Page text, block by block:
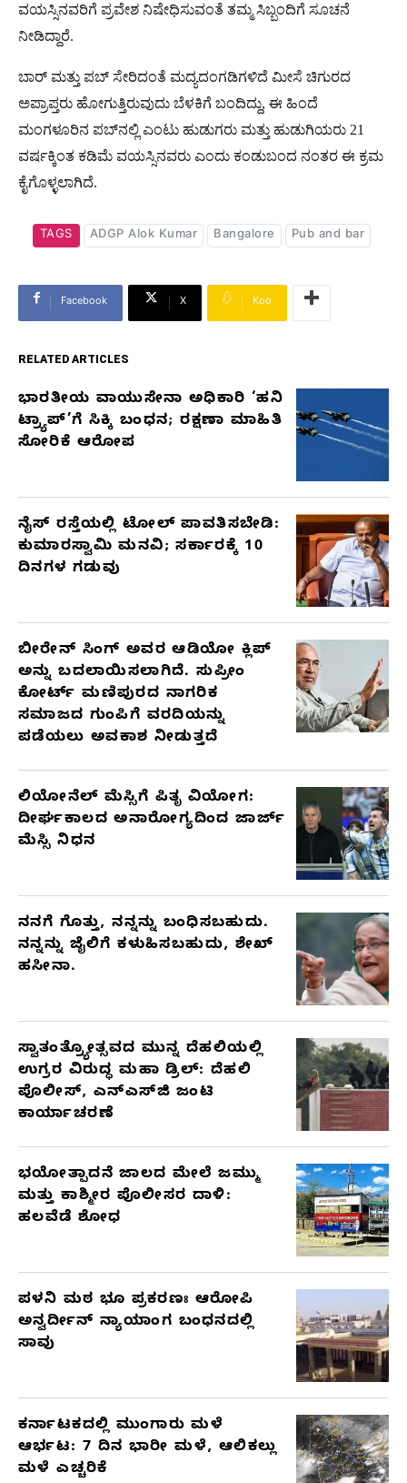
ವಯಸ್ಸಿನವರಿಗೆ ಪ್ರವೇಶ ನಿಷೇಧಿಸುವಂತೆ ತಮ್ಮ ಸಿಬ್ಬಂದಿಗೆ ಸೂಚನೆ
ನೀಡಿದ್ದಾರೆ.
ಬಾರ್ ಮತ್ತು ಪಬ್ ಸೇರಿದಂತೆ ಮದ್ಯದಂಗಡಿಗಳಿದೆ ಮೀಸೆ ಚಿಗುರದ
ಅಪ್ರಾಪ್ತರು ಹೋಗುತ್ತಿರುವುದು ಬೆಳಕಿಗೆ ಬಂದಿದ್ದು, ಈ ಹಿಂದೆ
ಮಂಗಳೂರಿನ ಪಬ್‌ನಲ್ಲಿ ಎಂಟು ಹುಡುಗರು ಮತ್ತು ಹುಡುಗಿಯರು 21
ವರ್ಷಕ್ಕಿಂತ ಕಡಿಮೆ ವಯಸ್ಸಿನವರು ಎಂದು ಕಂಡುಬಂದ ನಂತರ ಈ ಕ್ರಮ
ಕೈಗೊಳ್ಳಲಾಗಿದೆ.
TAGS ADGP Alok Kumar Bangalore Pub and bar
Facebook X Koo
RELATED ARTICLES
RELATED
ARTICLES
ಭಾರತೀಯ ವಾಯುಸೇನಾ ಅಧಿಕಾರಿ ‘ಹನಿ
ಟ್ರ್ಯಾಪ್’ಗೆ ಸಿಕ್ಕಿ ಬಂಧನ; ರಕ್ಷಣಾ ಮಾಹಿತಿ
ಸೋರಿಕೆ ಆರೋಪ
ನೈಸ್ ರಸ್ತೆಯಲ್ಲಿ ಟೋಲ್ ಪಾವತಿಸಬೇಡಿ:
ಕುಮಾರಸ್ವಾಮಿ ಮನವಿ; ಸರ್ಕಾರಕ್ಕೆ 10
ದಿನಗಳ ಗಡುವು
ಬೀರೇನ್ ಸಿಂಗ್ ಅವರ ಆಡಿಯೋ ಕ್ಲಿಪ್
ಅನ್ನು ಬದಲಾಯಿಸಲಾಗಿದೆ. ಸುಪ್ರೀಂ
ಕೋರ್ಟ್ ಮಣಿಪುರದ ನಾಗರಿಕ
ಸಮಾಜದ ಗುಂಪಿಗೆ ವರದಿಯನ್ನು
ಪಡೆಯಲು ಅವಕಾಶ ನೀಡುತ್ತದೆ
ಲಿಯೋನೆಲ್ ಮೆಸ್ಸಿಗೆ ಪಿತೃ ವಿಯೋಗ:
ದೀರ್ಘಕಾಲದ ಅನಾರೋಗ್ಯದಿಂದ ಜಾರ್ಜ್
ಮೆಸ್ಸಿ ನಿಧನ
ನನಗೆ ಗೊತ್ತು, ನನ್ನನ್ನು ಬಂಧಿಸಬಹುದು.
ನನ್ನನ್ನು ಜೈಲಿಗೆ ಕಳುಹಿಸಬಹುದು, ಶೇಖ್
ಹಸೀನಾ.
ಸ್ವಾತಂತ್ರ್ಯೋತ್ಸವದ ಮುನ್ನ ದೆಹಲಿಯಲ್ಲಿ
ಉಗ್ರರ ವಿರುದ್ಧ ಮಹಾ ಡ್ರಿಲ್: ದೆಹಲಿ
ಪೊಲೀಸ್, ಎನ್‌ಎಸ್‌ಜಿ ಜಂಟಿ
ಕಾರ್ಯಾಚರಣೆ
ಭಯೋತ್ಪಾದನೆ ಜಾಲದ ಮೇಲೆ ಜಮ್ಮು
ಮತ್ತು ಕಾಶ್ಮೀರ ಪೊಲೀಸರ ದಾಳಿ:
ಹಲವೆಡೆ ಶೋಧ
ಪಳನಿ ಮಠ ಭೂ ಪ್ರಕರಣಃ ಆರೋಪಿ
ಅನ್ವರ್ದೀನ್ ನ್ಯಾಯಾಂಗ ಬಂಧನದಲ್ಲಿ
ಸಾವು
ಕರ್ನಾಟಕದಲ್ಲಿ ಮುಂಗಾರು ಮಳೆ
ಆರ್ಭಟ: 7 ದಿನ ಭಾರೀ ಮಳೆ, ಆಲಿಕಲ್ಲು
ಮಳೆ ಎಚ್ಚರಿಕೆ